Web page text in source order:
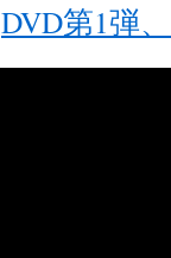
DVD第1弾、